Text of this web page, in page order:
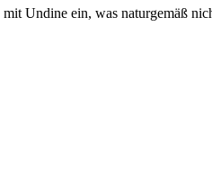
Undine ein, was naturgemäß